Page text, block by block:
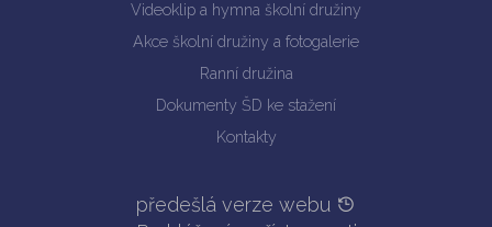
Videoklip a hymna školní družiny
Akce školní družiny a fotogalerie
Ranní družina
Dokumenty ŠD ke stažení
Kontakty
předešlá verze webu